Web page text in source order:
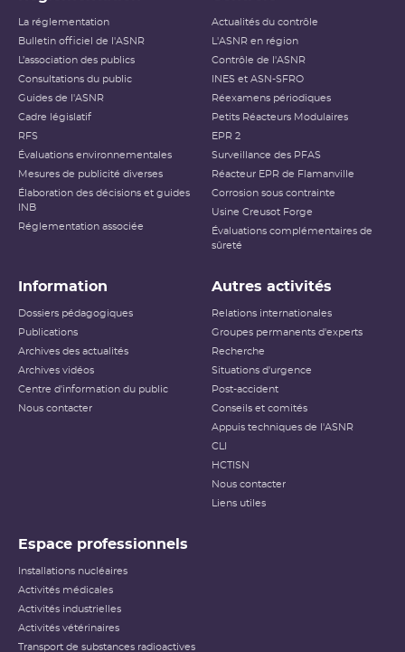
La réglementation
Bulletin officiel de l'ASNR
L’association des publics
Consultations du public
Guides de l'ASNR
Cadre législatif
RFS
Évaluations environnementales
Mesures de publicité diverses
Élaboration des décisions et guides
INB
Réglementation associée
Actualités du contrôle
L'ASNR en région
Contrôle de l'ASNR
INES et ASN-SFRO
Réexamens périodiques
Petits Réacteurs Modulaires
EPR 2
Surveillance des PFAS
Réacteur EPR de Flamanville
Corrosion sous contrainte
Usine Creusot Forge
Évaluations complémentaires de
sûreté
Information
Dossiers pédagogiques
Publications
Archives des actualités
Archives vidéos
Centre d'information du public
Nous contacter
Autres activités
Relations internationales
Groupes permanents d'experts
Recherche
Situations d'urgence
Post-accident
Conseils et comités
Appuis techniques de l'ASNR
CLI
HCTISN
Nous contacter
Liens utiles
Espace professionnels
Installations nucléaires
Activités médicales
Activités industrielles
Activités vétérinaires
Transport de substances radioactives